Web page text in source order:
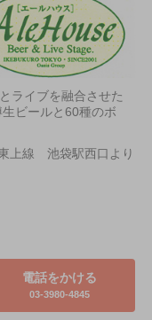
ライブを融合させた
ビールと60種のボ
上線 池袋駅西口より
電話をかける
03-3980-4845